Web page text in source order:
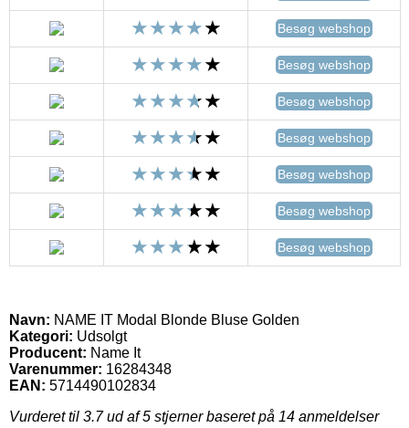
Besøg webshop
Besøg webshop
Besøg webshop
Besøg webshop
Besøg webshop
Besøg webshop
Besøg webshop
Navn: NAME IT Modal Blonde Bluse Golden
Kategori: Udsolgt
Producent: Name It
Varenummer: 16284348
EAN: 5714490102834
Vurderet til 3.7ud af 5 stjerner baseret på 14 anmeldelser